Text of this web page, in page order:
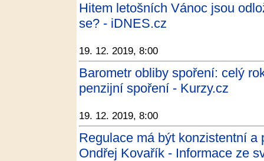
Hitem letošních Vánoc jsou
se? - iDNES.cz
19. 12. 2019, 8:00
Barometr obliby spoření: celý
penzijní spoření - Kurzy.cz
19. 12. 2019, 8:00
Regulace má být konzistentní
Ondřej Kovařík - Informace ze